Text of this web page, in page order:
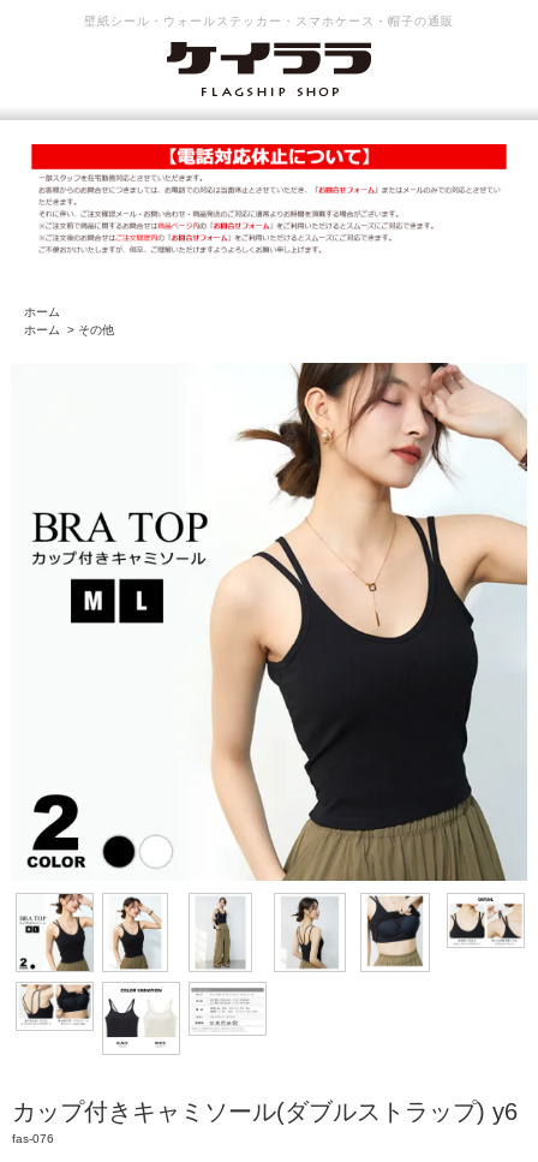
壁紙シール・ウォールステッカー・スマホケース・帽子の通販
ホーム
ホーム
> その他
カップ付きキャミソール(ダブルストラップ) y6
fas-076